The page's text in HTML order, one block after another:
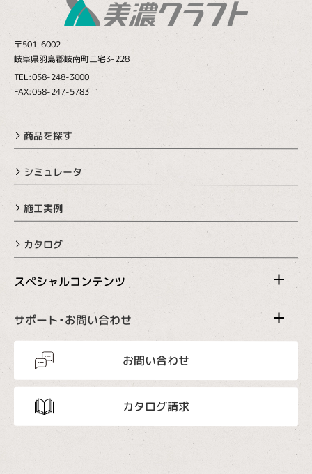
〒501-6002
岐阜県羽島郡岐南町三宅3-228
TEL:058-248-3000
FAX:058-247-5783
商品を探す
シミュレータ
施工実例
カタログ
スペシャルコンテンツ
サポート・お問い合わせ
お問い合わせ
カタログ請求